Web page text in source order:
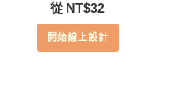
從 NT$32
開始線上設計